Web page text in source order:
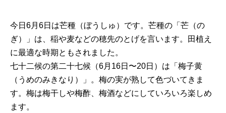
今日6月6日は芒種（ぼうしゅ）です。芒種の「芒（の
ぎ）」は、稲や麦などの穂先のとげを言います。田植え
に最適な時期ともされました。
七十二候の第二十七候（6月16日〜20日）は「梅子黄
（うめのみきなり）」。梅の実が熟して色づいてきま
す。梅は梅干しや梅酢、梅酒などにしていろいろ楽しめ
ます。